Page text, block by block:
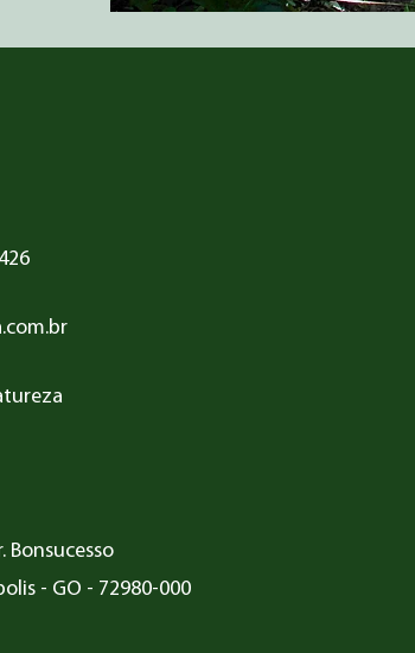
Bonsucesso
- GO - 72980-000